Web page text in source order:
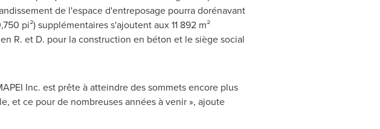
de l'espace d'entreposage pourra dorénavant
pi²) supplémentaires s'ajoutent aux 11 892 m²
R. et D. pour la construction en béton et le siège social
Inc. est prête à atteindre des sommets encore plus
et ce pour de nombreuses années à venir », ajoute